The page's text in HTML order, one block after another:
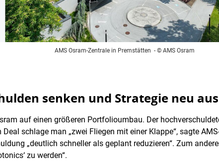
AMS Osram-Zentrale in Premstätten - © AMS Osram
senken und Strategie neu
auf einen größeren Portfolioumbau. Der
schlage man „zwei Fliegen mit einer Klappe“, sagte
„deutlich schneller als geplant reduzieren“. Zum
zu werden“.